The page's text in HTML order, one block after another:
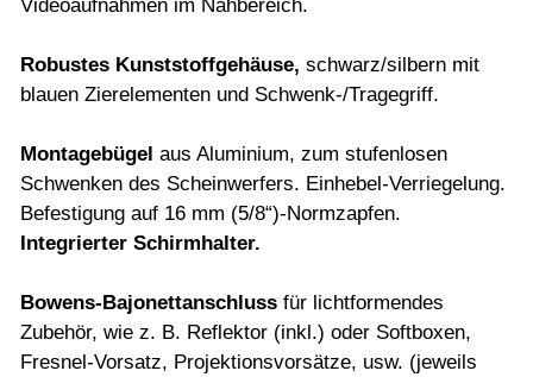
Videoaufnahmen im Nahbereich.
Robustes Kunststoffgehäuse, schwarz/silbern mit
blauen Zierelementen und Schwenk-/Tragegriff.
Montagebügel aus Aluminium, zum stufenlosen
Schwenken des Scheinwerfers. Einhebel-Verriegelung.
Befestigung auf 16 mm (5/8“)-Normzapfen.
Integrierter Schirmhalter.
Bowens-Bajonettanschluss für lichtformendes
Zubehör, wie z. B. Reflektor (inkl.) oder Softboxen,
Fresnel-Vorsatz, Projektionsvorsätze, usw. (jeweils